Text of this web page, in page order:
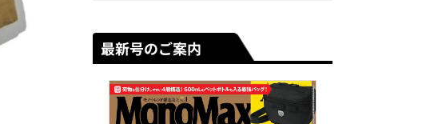
最新号のご案内